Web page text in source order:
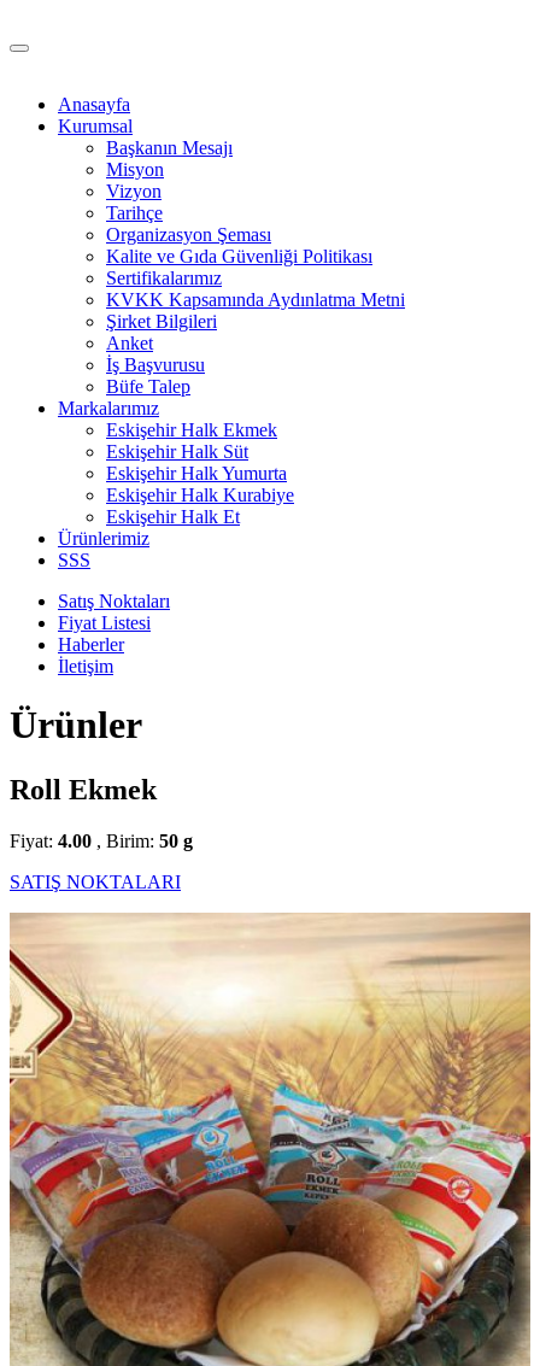
Anasayfa
Kurumsal
Başkanın Mesajı
Misyon
Vizyon
Tarihçe
Organizasyon Şeması
Kalite ve Gıda Güvenliği Politikası
Sertifikalarımız
KVKK Kapsamında Aydınlatma Metni
Şirket Bilgileri
Anket
İş Başvurusu
Büfe Talep
Markalarımız
Eskişehir Halk Ekmek
Eskişehir Halk Süt
Eskişehir Halk Yumurta
Eskişehir Halk Kurabiye
Eskişehir Halk Et
Ürünlerimiz
SSS
Satış Noktaları
Fiyat Listesi
Haberler
İletişim
Ürünler
Roll Ekmek
Fiyat: 4.00 , Birim: 50 g
SATIŞ NOKTALARI